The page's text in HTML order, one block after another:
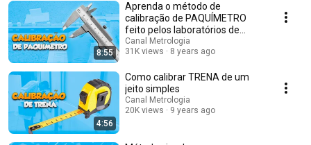
8:55
Aprenda o método de
calibração de PAQUÍMETRO
feito pelos laboratórios de
metrologia
Canal Metrologia
31K views
8 years ago
4:56
Como calibrar TRENA de um
jeito simples
Canal Metrologia
20K views
9 years ago